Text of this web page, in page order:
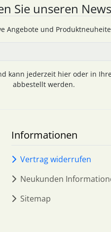
Sie unseren
Angebote und
kann jederzeit hier oder in
abbestellt werden.
Informationen
Vertrag widerrufen
Neukunden
Sitemap